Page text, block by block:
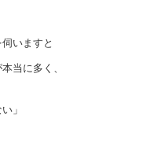
いますと
当に多く、
」